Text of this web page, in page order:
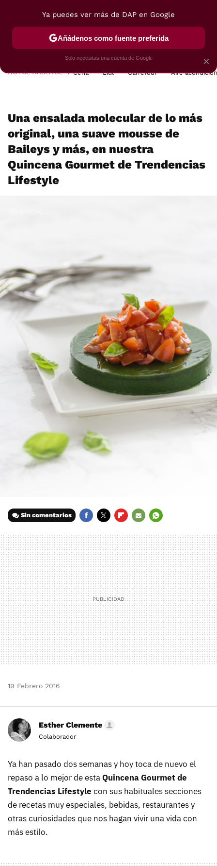
POSTRES VIAJES SELECCIÓN VEGUI
HOY SE HABLA DE Cena Lidl Carrefour Aire
Una ensalada molecular de lo más
original, una suave mousse de
Baileys y más, en nuestra
Quincena Gourmet de Trendencias
Lifestyle
Sin comentarios
MAIL
19 Febrero 2016
Esther Clemente
Colaborador
Ya han pasado dos semanas y hoy toca de nuevo el
repaso a lo mejor de estaQuincena Gourmet de
Trendencias Lifestyle con sus habituales secciones
de recetas muy especiales, bebidas, restaurantes y
otras curiosidades que nos hagan vivir una vida con
más estilo.
×
Ya puedes ver más de DAP en Google
Añádenos como fuente preferida
Solo necesitas una cuenta de Google